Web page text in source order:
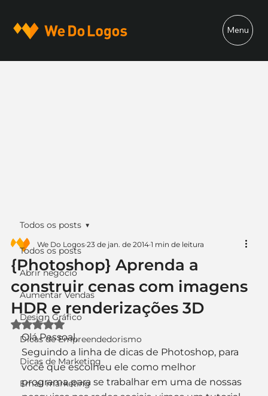
Menu
Todos os posts
Abrir negócio
Aumentar Vendas
Design Gráfico
Dicas de Empreendedorismo
Dicas de Marketing
Email marketing
Todos os posts
{Photoshop} Aprenda a
construir cenas com imagens
HDR e renderizações 3D
We Do Logos 23 de jan. de 2014 1 min de leitura
Avaliado com NaN de 5 estrelas.
Olá Pessoal,
Seguindo a linha de dicas de Photoshop, para
você que escolheu ele como melhor
programa para se trabalhar em uma de nossas